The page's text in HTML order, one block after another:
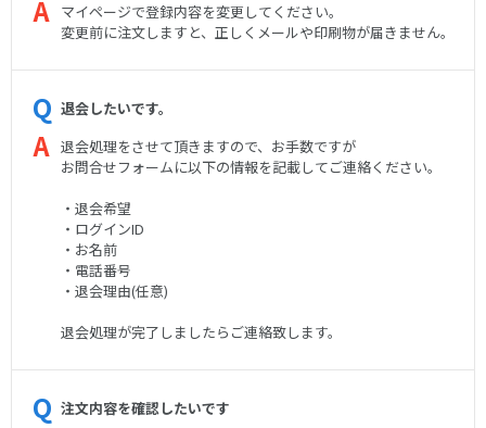
マイページで登録内容を変更してください。
変更前に注文しますと、正しくメールや印刷物が届きません。
退会したいです。
退会処理をさせて頂きますので、お手数ですが
お問合せフォームに以下の情報を記載してご連絡ください。
・退会希望
・ログインID
・お名前
・電話番号
・退会理由(任意)
退会処理が完了しましたらご連絡致します。
注文内容を確認したいです